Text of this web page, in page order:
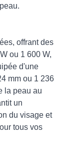
offrant des
ou 1 600 W,
d'une
mm ou 1 236
la peau au
un
du visage et
tous vos